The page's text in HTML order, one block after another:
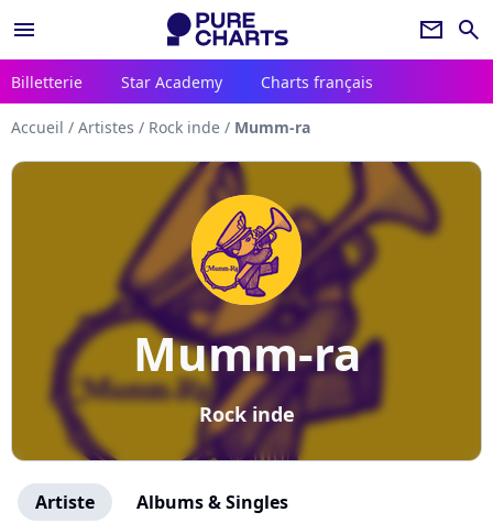
menu newsletter search
Billetterie Star Academy Charts français
Accueil / Artistes / Rock inde / Mumm-ra
Mumm-ra
Rock inde
Artiste Albums & Singles